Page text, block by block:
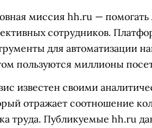
миссия hh.ru —
сотрудников.
для автоматизации
пользуются миллионы
известен своими
отражает соотношение
труда. Публикуемые hh.ru